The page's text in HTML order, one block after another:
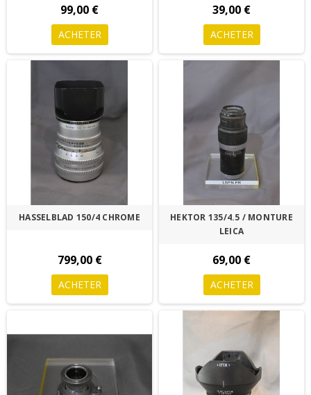
99,00 €
ACHETER
39,00 €
ACHETER
HASSELBLAD 150/4 CHROME
799,00 €
ACHETER
HEKTOR 135/4.5 / MONTURE
LEICA
69,00 €
ACHETER